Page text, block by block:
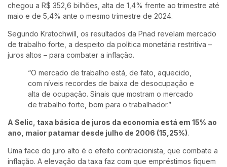
chegou a R$ 352,6 bilhões, alta de 1,4% frente ao trimestre até
maio e de 5,4% ante o mesmo trimestre de 2024.
Segundo Kratochwill, os resultados da Pnad revelam mercado
de trabalho forte, a despeito da política monetária restritiva –
juros altos – para combater a inflação.
“O mercado de trabalho está, de fato, aquecido,
com níveis recordes de baixa de desocupação e
alta de ocupação. Sinais que mostram o mercado
de trabalho forte, bom para o trabalhador.”
A Selic, taxa básica de juros da economia está em 15% ao
ano, maior patamar desde julho de 2006 (15,25%).
Uma face do juro alto é o efeito contracionista, que combate a
inflação. A elevação da taxa faz com que empréstimos fiquem